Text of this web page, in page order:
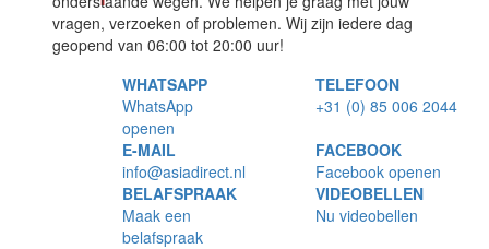
vragen, verzoeken of problemen. Wij zijn iedere dag
geopend van 06:00 tot 20:00 uur!
WHATSAPP
WhatsApp
openen
TELEFOON
+31 (0) 85 006 2044
E-MAIL
info@asiadirect.nl
FACEBOOK
Facebook openen
BELAFSPRAAK
Maak een
belafspraak
VIDEOBELLEN
Nu videobellen